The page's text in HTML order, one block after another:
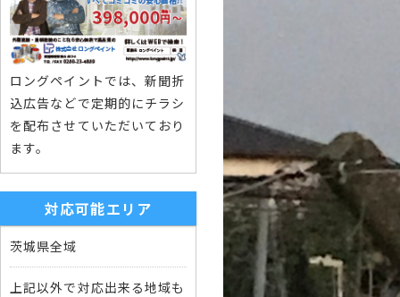
ロングペイントでは、新聞折
込広告などで定期的にチラシ
を配布させていただいており
ます。
対応可能エリア
茨城県全域
上記以外で対応出来る地域も